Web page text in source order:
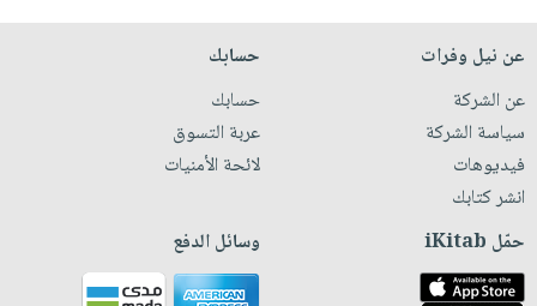
عن نيل وفرات
عن الشركة
سياسة الشركة
فيديوهات
انشر كتابك
حسابك
حسابك
عربة التسوق
لائحة الأمنيات
حمّل iKitab وسائل الدفع